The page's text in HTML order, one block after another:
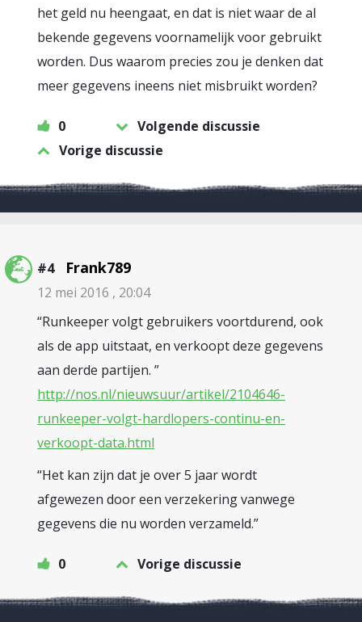
het geld nu heengaat, en dat is niet waar de al
bekende gegevens voornamelijk voor gebruikt
worden. Dus waarom precies zou je denken dat
meer gegevens ineens niet misbruikt worden?
0
Volgende discussie
Vorige discussie
#4 Frank789
12 mei 2016 , 20:04
“Runkeeper volgt gebruikers voortdurend, ook
als de app uitstaat, en verkoopt deze gegevens
aan derde partijen. ”
http://nos.nl/nieuwsuur/artikel/2104646-
runkeeper-volgt-hardlopers-continu-en-
verkoopt-data.html
“Het kan zijn dat je over 5 jaar wordt
afgewezen door een verzekering vanwege
gegevens die nu worden verzameld.”
0 Vorige discussie